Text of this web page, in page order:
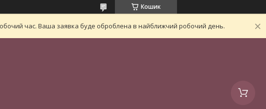
Кошик
час. Ваша заявка буде оброблена в найближчий робочий день.